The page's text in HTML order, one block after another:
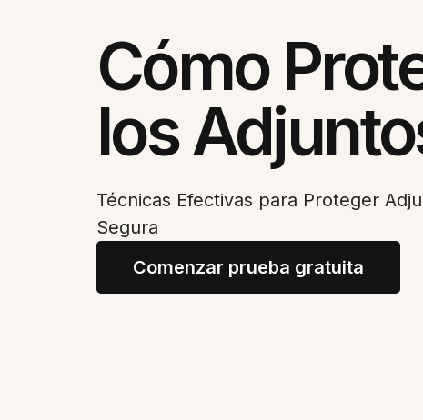
Cómo
los
Técnicas Efectivas para Proteger
Segura
Comenzar prueba gratuita